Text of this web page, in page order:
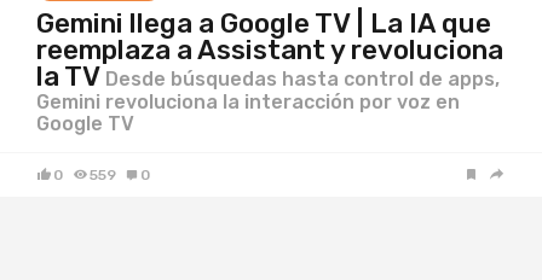
Gemini llega a Google TV | La IA que
reemplaza a Assistant y revoluciona
la TV Desde búsquedas hasta control de apps,
Gemini revoluciona la interacción por voz en
Google TV
0 559 0